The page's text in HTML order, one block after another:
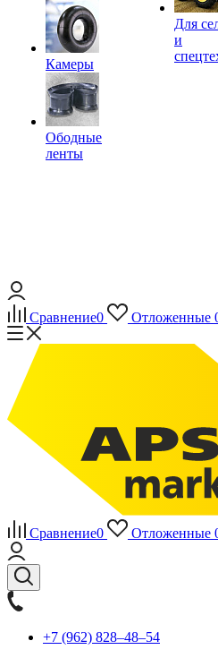
Камеры
Ободные
ленты
Для
и
Сравнение0 Отложенные
Сравнение0 Отложенные
+7 (962) 828‒48‒54